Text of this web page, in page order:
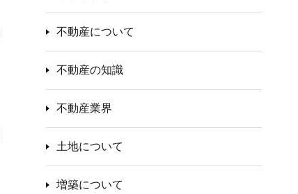
不動産について
不動産の知識
不動産業界
土地について
増築について